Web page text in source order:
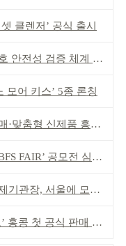
클렌저’ 공식 출시
전성 검증 체계 구축
모어 키스’ 5종 론칭
형 신제품 흥행 ‘쌍끌이’
공모전 심사 성료
관장, 서울에 모인다
콩 첫 공식 판매 완판